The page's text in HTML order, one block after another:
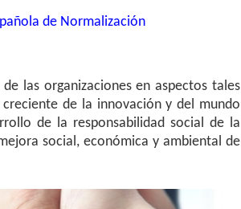
de Normalización
las organizaciones en aspectos tales
de la innovación y del mundo
de la responsabilidad social de la
social, económica y ambiental de